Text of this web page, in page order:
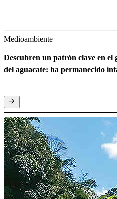
Medioambiente
Descubren un patrón clave en el
del aguacate: ha permanecido